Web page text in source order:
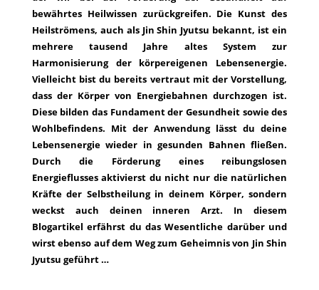
bewährtes Heilwissen zurückgreifen. Die Kunst des
Heilströmens, auch als Jin Shin Jyutsu bekannt, ist ein
mehrere tausend Jahre altes System zur
Harmonisierung der körpereigenen Lebensenergie.
Vielleicht bist du bereits vertraut mit der Vorstellung,
dass der Körper von Energiebahnen durchzogen ist.
Diese bilden das Fundament der Gesundheit sowie des
Wohlbefindens. Mit der Anwendung lässt du deine
Lebensenergie wieder in gesunden Bahnen fließen.
Durch die Förderung eines reibungslosen
Energieflusses aktivierst du nicht nur die natürlichen
Kräfte der Selbstheilung in deinem Körper, sondern
weckst auch deinen inneren Arzt. In diesem
Blogartikel erfährst du das Wesentliche darüber und
wirst ebenso auf dem Weg zum Geheimnis von Jin Shin
Jyutsu geführt …